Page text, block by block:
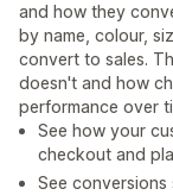
and how they
by name, colour,
convert to sales.
doesn't and how
performance over
See how your
checkout and
See conversions